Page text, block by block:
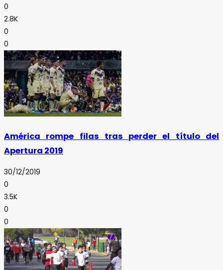
0
2.8K
0
0
América rompe filas tras perder el título del
Apertura 2019
30/12/2019
0
3.5K
0
0